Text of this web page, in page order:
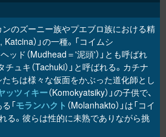
のズーニー族やプエブロ族における精
Katcina）」の一種。「コイムシ
ヘッド（Mudhead＝'泥頭'）」とも呼ばれ
ュキ（Tachuki）」と呼ばれる。カチナ
ちは様々な仮面をかぶった道化師とし
ッツィキー（Komokyatsiky）」の子供で、
「モランハクト （Molanhakto）」は「コイ
る。彼らは性的に未熟でありながら挑